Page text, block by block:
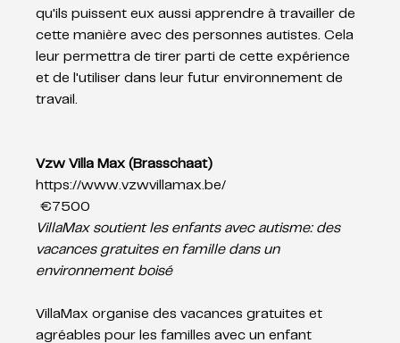
qu'ils puissent eux aussi apprendre à travailler de
cette manière avec des personnes autistes. Cela
leur permettra de tirer parti de cette expérience
et de l'utiliser dans leur futur environnement de
travail.
Vzw Villa Max (Brasschaat)
https://www.vzwvillamax.be/
€7500
VillaMax soutient les enfants avec autisme: des
vacances gratuites en famille dans un
environnement boisé
VillaMax organise des vacances gratuites et
agréables pour les familles avec un enfant